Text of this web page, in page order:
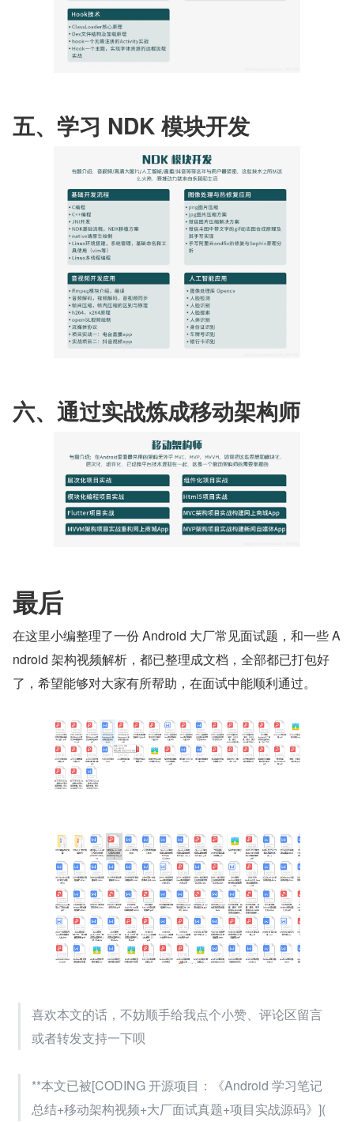
五、学习 NDK 模块开发
六、通过实战炼成移动架构师
最后
在这里小编整理了一份 Android 大厂常见面试题，和一些 A
ndroid 架构视频解析，都已整理成文档，全部都已打包好
了，希望能够对大家有所帮助，在面试中能顺利通过。
喜欢本文的话，不妨顺手给我点个小赞、评论区留言
或者转发支持一下呗
**本文已被[CODING 开源项目：《Android 学习笔记
总结+移动架构视频+大厂面试真题+项目实战源码》](